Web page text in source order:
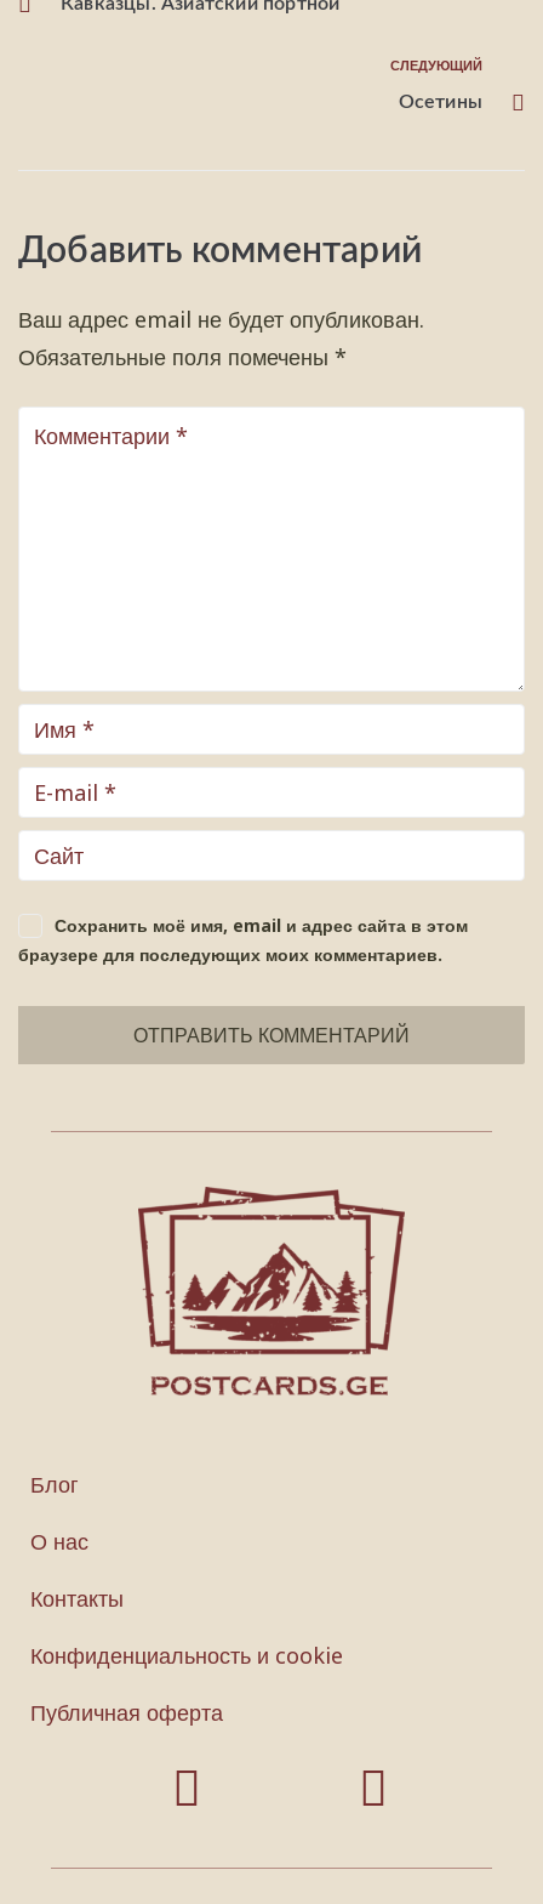
СЛЕДУЮЩИЙ
Осетины
Добавить комментарий
Ваш адрес email не будет опубликован.
Обязательные поля помечены *
Сохранить моё имя, email и адрес сайта в этом
браузере для последующих моих комментариев.
Блог
О нас
Контакты
Конфиденциальность и cookie
Публичная оферта